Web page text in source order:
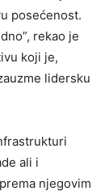
posećenost.
rekao je
koji je,
lidersku
ali i
njegovim